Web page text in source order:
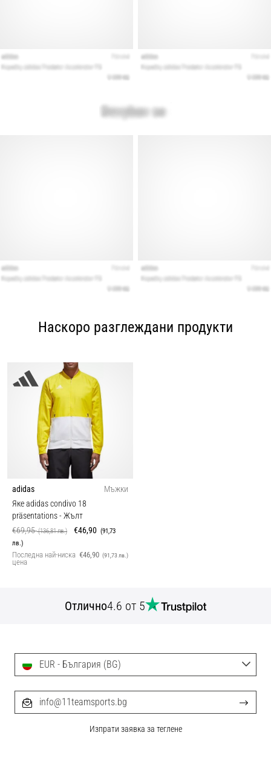
Наскоро разглеждани продукти
adidas
Мъжки
Яке adidas condivo 18
präsentations- Жълт
€69,95(136,81 лв.) €46,90 (91,73
лв.)
Последна най-ниска
цена
€46,90 (91,73 лв.)
Отлично4.6 от 5
EUR - България (BG)
info@11teamsports.bg
Изпрати заявка за теглене